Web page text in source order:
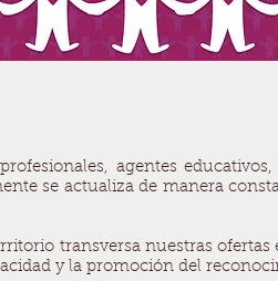
agentes
se actualiza de manera
transversa nuestras
y la promoción del